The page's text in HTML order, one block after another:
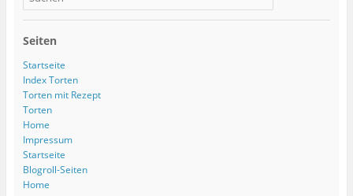
Seiten
Startseite
Index Torten
Torten mit Rezept
Torten
Home
Impressum
Startseite
Blogroll-Seiten
Home